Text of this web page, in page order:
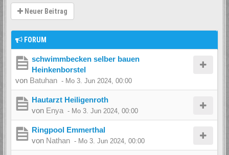
Neuer Beitrag
FORUM
schwimmbecken selber bauen
Heinkenborstel
von Batuhan - Mo 3. Jun 2024, 00:00
Hautarzt Heiligenroth
von Enya - Mo 3. Jun 2024, 00:00
Ringpool Emmerthal
von Nathan - Mo 3. Jun 2024, 00:00